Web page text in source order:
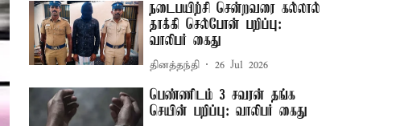
நடைபயிற்சி சென்றவரை கல்லால்
தாக்கி செல்போன் பறிப்பு:
வாலிபர் கைது
தினத்தந்தி 26 Jul 2026
பெண்ணிடம் 3 சவரன் தங்க
செயின் பறிப்பு: வாலிபர் கைது